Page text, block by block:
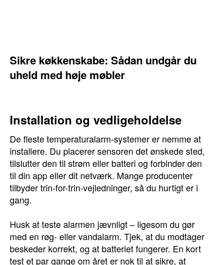
Sikre køkkenskabe: Sådan undgår du
uheld med høje møbler
Installation og vedligeholdelse
De fleste temperaturalarm-systemer er nemme at
installere. Du placerer sensoren det ønskede sted,
tilslutter den til strøm eller batteri og forbinder den
til din app eller dit netværk. Mange producenter
tilbyder trin-for-trin-vejledninger, så du hurtigt er i
gang.
Husk at teste alarmen jævnligt – ligesom du gør
med en røg- eller vandalarm. Tjek, at du modtager
beskeder korrekt, og at batteriet fungerer. En kort
test et par gange om året er nok til at sikre, at